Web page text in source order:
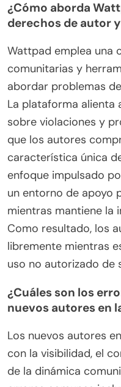
¿Cómo aborda
derechos de autor
Wattpad emplea una
comunitarias y
abordar problemas
La plataforma alienta
sobre violaciones y
que los autores
característica única
enfoque impulsado
un entorno de apoyo
mientras mantiene la
Como resultado, los
libremente mientras
uso no autorizado de
¿Cuáles son los
nuevos autores en
Los nuevos autores
con la visibilidad, el
de la dinámica